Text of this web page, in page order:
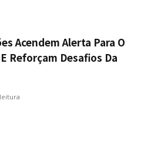
Acendem Alerta Para O
Reforçam Desafios Da